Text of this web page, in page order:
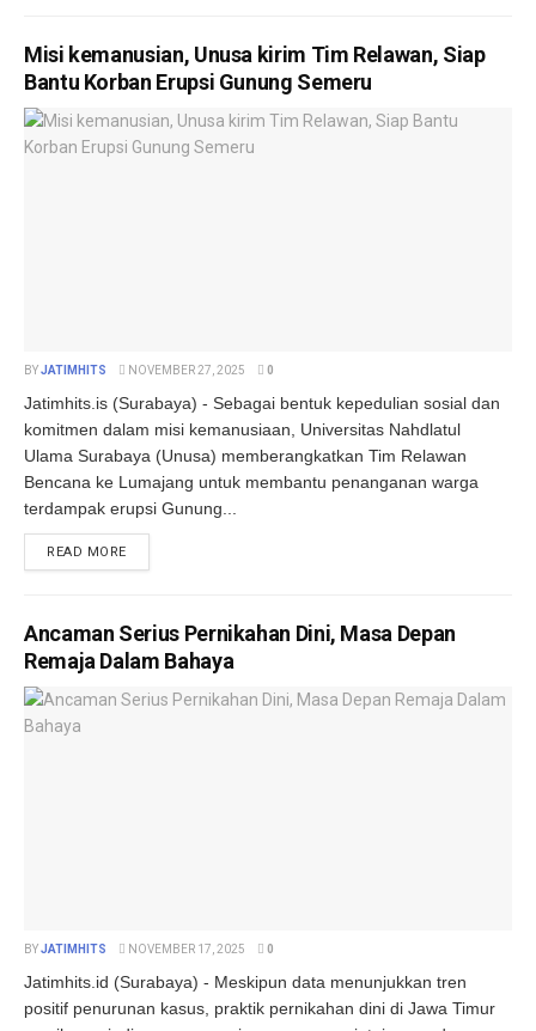
Misi kemanusian, Unusa kirim Tim Relawan, Siap
Bantu Korban Erupsi Gunung Semeru
BYJATIMHITS NOVEMBER 27, 2025 0
Jatimhits.is (Surabaya) - Sebagai bentuk kepedulian sosial dan
komitmen dalam misi kemanusiaan, Universitas Nahdlatul
Ulama Surabaya (Unusa) memberangkatkan Tim Relawan
Bencana ke Lumajang untuk membantu penanganan warga
terdampak erupsi Gunung...
READ MOREDETAILS
Ancaman Serius Pernikahan Dini, Masa Depan
Remaja Dalam Bahaya
BYJATIMHITS NOVEMBER 17, 2025 0
Jatimhits.id (Surabaya) - Meskipun data menunjukkan tren
positif penurunan kasus, praktik pernikahan dini di Jawa Timur